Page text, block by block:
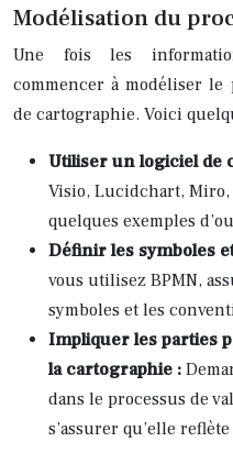
Modélisation du
Une fois les
commencer à modéliser le
de cartographie. Voici
Utiliser un logiciel de
Visio, Lucidchart, Miro,
quelques exemples
Définir les symboles
vous utilisez BPMN,
symboles et les
Impliquer les parties
la cartographie :
dans le processus de
s’assurer qu’elle